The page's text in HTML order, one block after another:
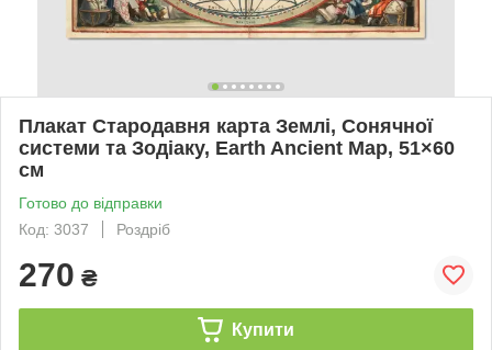
Плакат Стародавня карта Землі, Сонячної
системи та Зодіаку, Earth Ancient Map, 51×60
см
Готово до відправки
Код: 3037
Роздріб
270 ₴
Купити